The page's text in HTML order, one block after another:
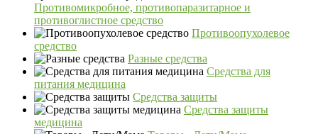
Противомикробное, противопаразитарное и
противоглистное средство
Противоопухолевое
средство
Разные средства
Средства для
питания медицина
Средства защиты
Средства защиты
медицина